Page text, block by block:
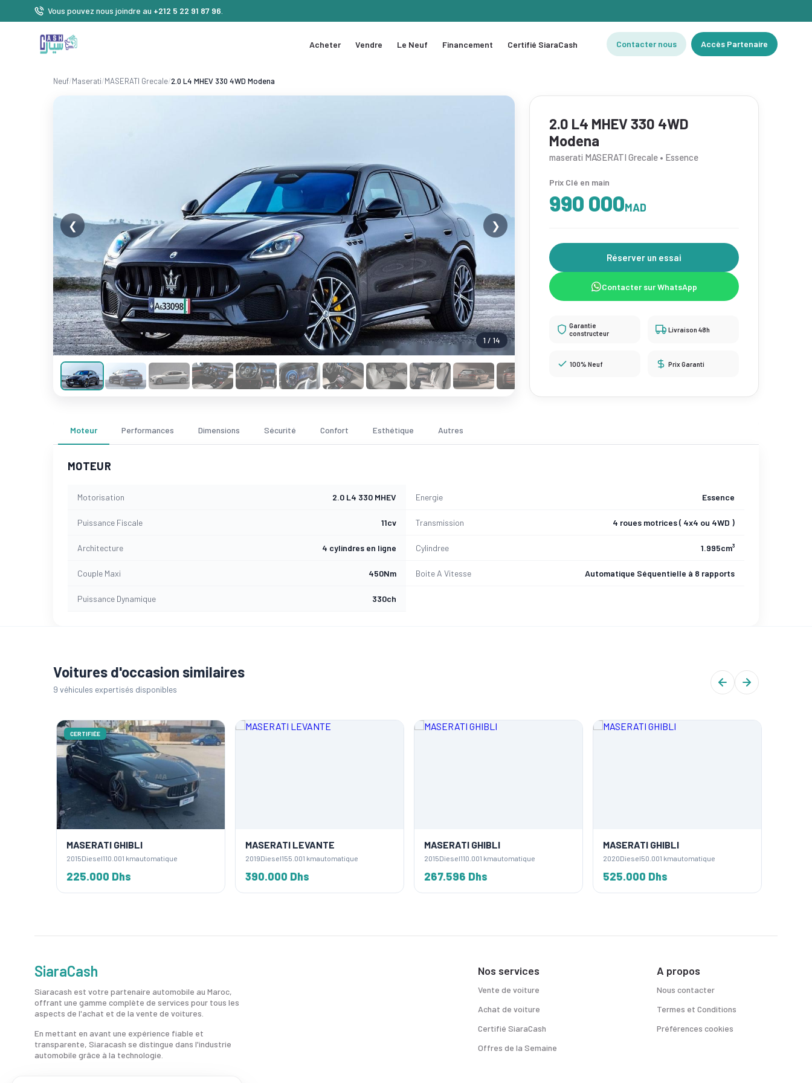
Vous pouvez nous joindre au +212 5 22 91 87 96
Acheter Vendre Le Neuf Financement Certifié SiaraCash Contacter nous Accès Partenaire
Neuf/Maserati/MASERATI Grecale/2.0 L4 MHEV 330 4WD Modena
1 / 14
❮ ❯
2.0 L4 MHEV 330 4WD
Modena
maserati MASERATI Grecale • Essence
Prix Clé en main
990 000MAD
Réserver un essai
Contacter sur WhatsApp
Garantie
constructeur
Livraison 48h
100% Neuf Prix Garanti
Moteur Performances Dimensions Sécurité Confort Esthétique Autres
MOTEUR
Motorisation 2.0 L4 330 MHEV Energie Essence
Puissance Fiscale 11cv Transmission 4 roues motrices ( 4x4 ou 4WD )
Architecture 4 cylindres en ligne Cylindree 1.995cm³
Couple Maxi 450Nm Boite A Vitesse Automatique Séquentielle à 8 rapports
Puissance Dynamique 330ch
Voitures d'occasion similaires
9 véhicules expertisés disponibles
CERTIFIÉE
MASERATI GHIBLI
2015Diesel110.001 kmautomatique
225.000 Dhs
MASERATI LEVANTE
2019Diesel155.001 kmautomatique
390.000 Dhs
MASERATI GHIBLI
2015Diesel110.001 kmautomatique
267.596 Dhs
MASERATI GHIBLI
2020Diesel50.001 kmautomatique
525.000 Dhs
SiaraCash
Siaracash est votre partenaire automobile au Maroc,
offrant une gamme complète de services pour tous les
aspects de l'achat et de la vente de voitures.
En mettant en avant une expérience fiable et
transparente, Siaracash se distingue dans l'industrie
automobile grâce à la technologie.
Nos services
Vente de voiture
Achat de voiture
Certifié SiaraCash
Offres de la Semaine
A propos
Nous contacter
Termes et Conditions
Préférences cookies